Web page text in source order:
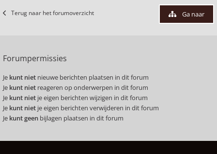
Terug naar het forumoverzicht Ga naar
Forumpermissies
Je kunt niet nieuwe berichten plaatsen in dit forum
Je kunt niet reageren op onderwerpen in dit forum
Je kunt niet je eigen berichten wijzigen in dit forum
Je kunt niet je eigen berichten verwijderen in dit forum
Je kunt geen bijlagen plaatsen in dit forum